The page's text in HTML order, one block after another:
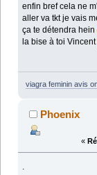
enfin bref cela ne
aller va tkt je vais
ça te détendra hein
la bise à toi
viagra feminin avis
Phoenix
«
.